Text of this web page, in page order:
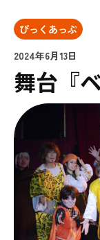
ぴっくあっぷ
2024年6月13日
舞台『